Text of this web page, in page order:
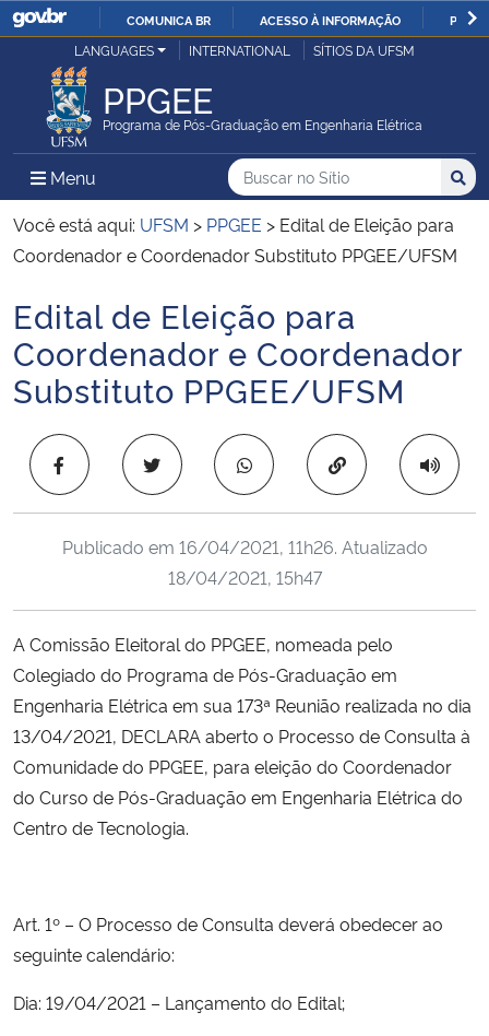
IR
COMUNICA BR ACESSO À INFORMAÇÃO
Ministério da Justiça e Segurança Pública
Ministério da Defesa
Ministério das Relações Exteriores
Ministério da Infraestrutura
Ministério da Agricultura, Pecuária e Abastecimento
Ministério da Educação
Ministério da Ciência, Tecnologia, Inovações e Comunicações
Ministério do Meio Ambiente
Ministério do Turismo
Ministério da Mulher, da Família e dos Direitos Humanos
LANGUAGES INTERNATIONAL SÍTIOS DA UFSM
PPGEE
Programa de Pós-Graduação em Engenharia Elétrica
Menu Menu Principal do Sítio
Busca
Buscar no no Sítio
Busca:
Você está aqui: UFSM > PPGEE > Edital de Eleição para
Coordenador e Coordenador Substituto PPGEE/UFSM
Início do conteúdo
Edital de Eleição para
Coordenador e Coordenador
Substituto PPGEE/UFSM
Copiar para área
Publicado em 16/04/2021, 11h26. Atualizado
18/04/2021, 15h47
A Comissão Eleitoral do PPGEE, nomeada pelo
Colegiado do Programa de Pós-Graduação em
Engenharia Elétrica em sua 173ª Reunião realizada no dia
13/04/2021, DECLARA aberto o Processo de Consulta à
Comunidade do PPGEE, para eleição do Coordenador
do Curso de Pós-Graduação em Engenharia Elétrica do
Centro de Tecnologia.
Art. 1º – O Processo de Consulta deverá obedecer ao
seguinte calendário:
Dia: 19/04/2021 – Lançamento do Edital;